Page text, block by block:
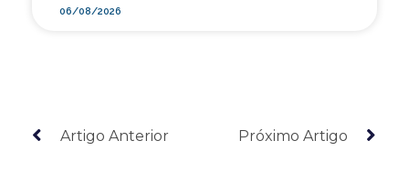
06/08/2026
Artigo Anterior Próximo Artigo